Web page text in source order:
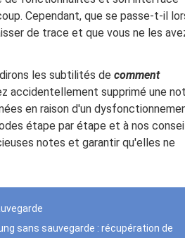
Cependant, que se passe-t-il
de trace et que vous ne les
les subtilités de comment
accidentellement supprimé une
en raison d'un
étape par étape et à nos
notes et garantir qu'elles ne
sans sauvegarde : récupération de